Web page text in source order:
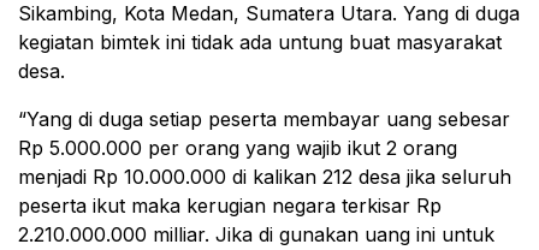
Sikambing, Kota Medan, Sumatera Utara. Yang di duga
kegiatan bimtek ini tidak ada untung buat masyarakat
desa.
“Yang di duga setiap peserta membayar uang sebesar
Rp 5.000.000 per orang yang wajib ikut 2 orang
menjadi Rp 10.000.000 di kalikan 212 desa jika seluruh
peserta ikut maka kerugian negara terkisar Rp
2.210.000.000 milliar. Jika di gunakan uang ini untuk